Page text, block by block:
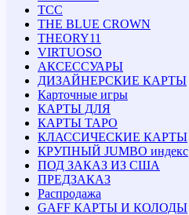
TCC
THE BLUE CROWN
THEORY11
VIRTUOSO
АКСЕССУАРЫ
ДИЗАЙНЕРСКИЕ КАРТЫ
Карточные игры
КАРТЫ ДЛЯ
КАРТЫ ТАРО
КЛАССИЧЕСКИЕ КАРТЫ
КРУПНЫЙ JUMBO индекс
ПОД ЗАКАЗ ИЗ США
ПРЕДЗАКАЗ
Распродажа
GAFF КАРТЫ И КОЛОДЫ